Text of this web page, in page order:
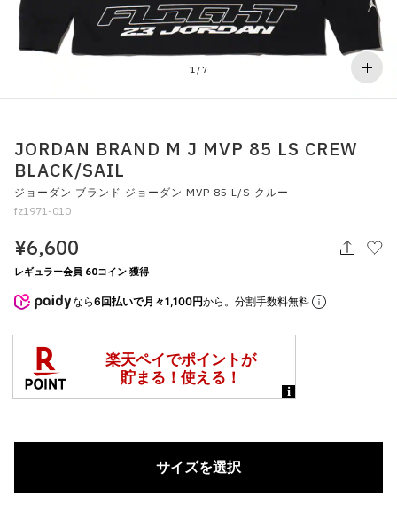
アディダス ピックアップ
ライフスタイルランニング
すべてのウェア
アディダス ピックアップ
ライフスタイルランニング
すべてのウェア
1 /7
JORDAN BRAND M J MVP 85 LS CREW
BLACK/SAIL
ジョーダン ブランド ジョーダン MVP 85 L/S クルー
fz1971-010
¥6,600
レギュラー会員 60コイン 獲得
なら6回払いで月々1,100円から。分割手数料無料
サイズを選択